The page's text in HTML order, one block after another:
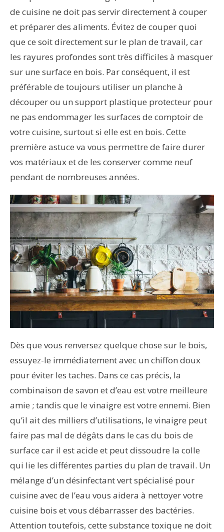
de cuisine ne doit pas servir directement à couper
et préparer des aliments. Évitez de couper quoi
que ce soit directement sur le plan de travail, car
les rayures profondes sont très difficiles à masquer
sur une surface en bois. Par conséquent, il est
préférable de toujours utiliser un planche à
découper ou un support plastique protecteur pour
ne pas endommager les surfaces de comptoir de
votre cuisine, surtout si elle est en bois. Cette
première astuce va vous permettre de faire durer
vos matériaux et de les conserver comme neuf
pendant de nombreuses années.
Dès que vous renversez quelque chose sur le bois,
essuyez-le immédiatement avec un chiffon doux
pour éviter les taches. Dans ce cas précis, la
combinaison de savon et d’eau est votre meilleure
amie ; tandis que le vinaigre est votre ennemi. Bien
qu’il ait des milliers d’utilisations, le vinaigre peut
faire pas mal de dégâts dans le cas du bois de
surface car il est acide et peut dissoudre la colle
qui lie les différentes parties du plan de travail. Un
mélange d’un désinfectant vert spécialisé pour
cuisine avec de l’eau vous aidera à nettoyer votre
cuisine bois et vous débarrasser des bactéries.
Attention toutefois, cette substance toxique ne doit